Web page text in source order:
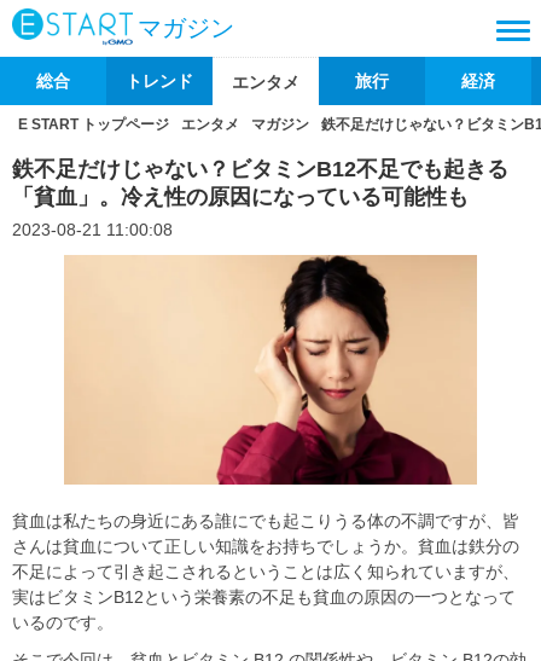
マガジン
総合 トレンド エンタメ 旅行 経済
E START トップページ エンタメ マガジン 鉄不足だけじゃない？ビタミン
鉄不足だけじゃない？ビタミンB12不足でも起きる
「貧血」。冷え性の原因になっている可能性も
2023-08-21 11:00:08
貧血は私たちの身近にある誰にでも起こりうる体の不調ですが、皆
さんは貧血について正しい知識をお持ちでしょうか。貧血は鉄分の
不足によって引き起こされるということは広く知られていますが、
実はビタミンB12という栄養素の不足も貧血の原因の一つとなって
いるのです。